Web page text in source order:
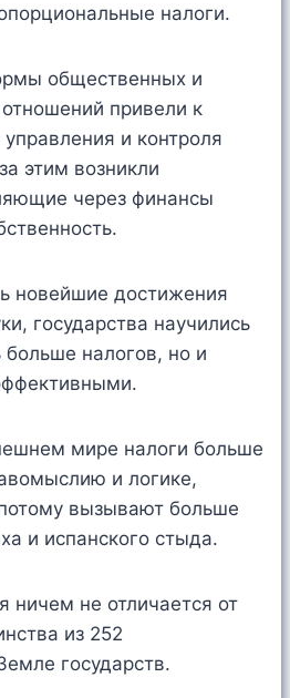
налоги.
общественных и
привели к
и контроля
этим возникли
через финансы
новейшие достижения
государства научились
больше налогов, но и
мире налоги больше
и логике,
вызывают больше
и испанского стыда.
ничем не отличается от
из 252
государств.